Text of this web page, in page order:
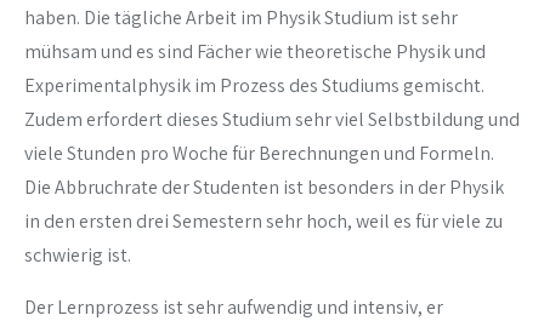
haben. Die tägliche Arbeit im Physik Studium ist sehr
mühsam und es sind Fächer wie theoretische Physik und
Experimentalphysik im Prozess des Studiums gemischt.
Zudem erfordert dieses Studium sehr viel Selbstbildung und
viele Stunden pro Woche für Berechnungen und Formeln.
Die Abbruchrate der Studenten ist besonders in der Physik
in den ersten drei Semestern sehr hoch, weil es für viele zu
schwierig ist.
Der Lernprozess ist sehr aufwendig und intensiv, er